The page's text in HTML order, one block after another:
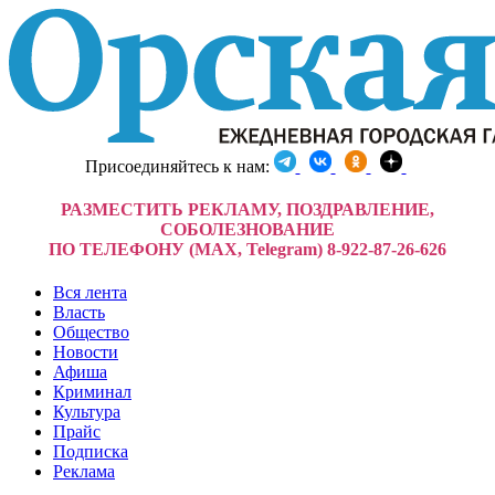
Присоединяйтесь к нам:
РАЗМЕСТИТЬ РЕКЛАМУ, ПОЗДРАВЛЕНИЕ,
СОБОЛЕЗНОВАНИЕ
ПО ТЕЛЕФОНУ (MAX, Telegram) 8-922-87-26-626
Вся лента
Власть
Общество
Новости
Афиша
Криминал
Культура
Прайс
Подписка
Реклама